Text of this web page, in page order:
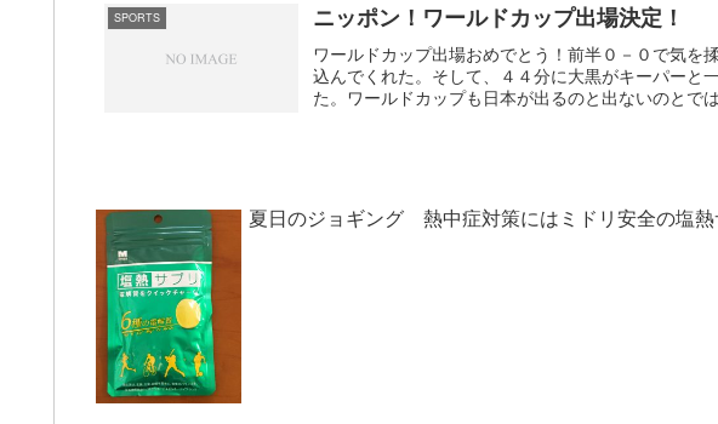
SPORTS ニッポン！ワールドカップ出場決定！
ワールドカップ出場おめでとう！前半０－０で気を
込んでくれた。そして、４４分に大黒がキーパーと
た。ワールドカップも日本が出るのと出ないのとで
夏日のジョギング 熱中症対策にはミドリ安全の塩熱